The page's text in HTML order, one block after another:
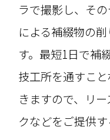
ラで撮影し、そ
による補綴物の
す。最短1日で補
技工所を通すこ
きますので、リ
クなどをご提供す